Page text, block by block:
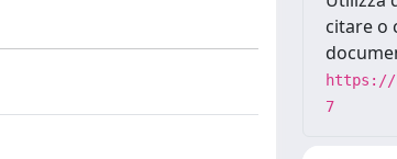
citare o
https://
7